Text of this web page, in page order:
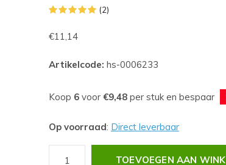
(2)
€11,14
Artikelcode: hs-0006233
Koop 6 voor €9,48 per stuk en bespaar
Op voorraad: Direct leverbaar
TOEVOEGEN AAN